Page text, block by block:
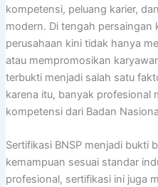
kompetensi, peluang karier,
modern. Di tengah persaingan
perusahaan kini tidak hanya
atau mempromosikan
terbukti menjadi salah satu
karena itu, banyak profesional
kompetensi dari Badan
Sertifikasi BNSP menjadi bukti
kemampuan sesuai standar
profesional, sertifikasi ini juga